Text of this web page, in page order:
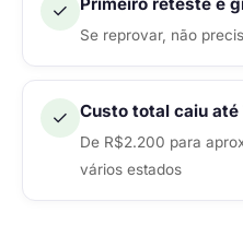
✓
Se reprovar, não
✓ Custo total caiu até
De R$2.200 para
vários estados